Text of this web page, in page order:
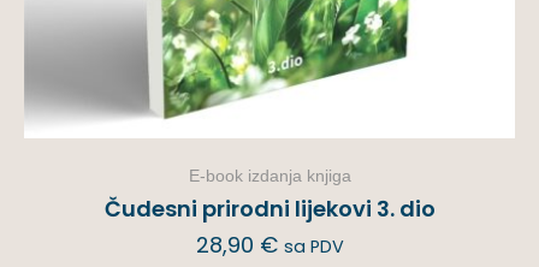
E-book izdanja knjiga
Čudesni prirodni lijekovi 3. dio
28,90 € sa PDV